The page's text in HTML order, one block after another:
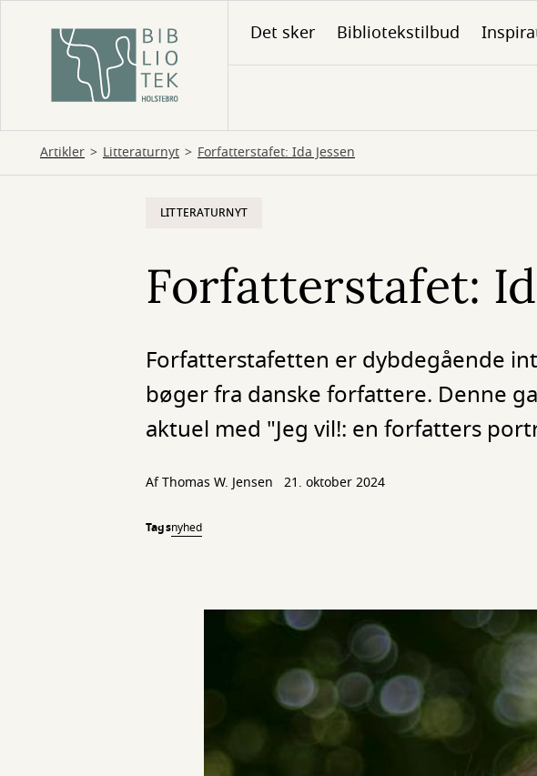
hovedindhold
Det sker Bibliotekstilbud
Artikler Litteraturnyt Forfatterstafet: Ida Jessen
LITTERATURNYT
Forfatterstafet:
Forfatterstafetten er dybdegående
bøger fra danske forfattere. Denne
aktuel med "Jeg vil!: en forfatters
AfThomas W. Jensen 21. oktober 2024
Tagsnyhed